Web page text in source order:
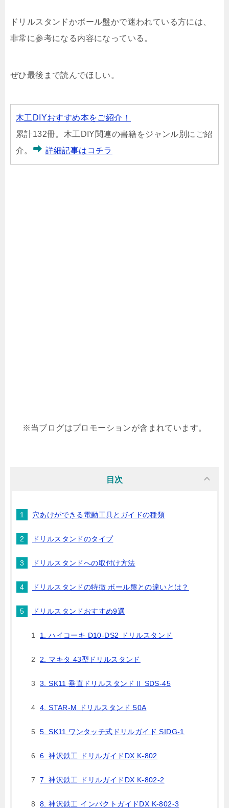
ドリルスタンドかボール盤かで迷われている方には、
非常に参考になる内容になっている。
ぜひ最後まで読んでほしい。
木工DIYおすすめ本をご紹介！
累計132冊。木工DIY関連の書籍をジャンル別にご紹
介。
詳細記事はコチラ
※当ブログはプロモーションが含まれています。
目次
穴あけができる電動工具とガイドの種類
ドリルスタンドのタイプ
ドリルスタンドへの取付け方法
ドリルスタンドの特徴 ボール盤との違いとは？
ドリルスタンドおすすめ9選
1. ハイコーキ D10-DS2 ドリルスタンド
2. マキタ 43型ドリルスタンド
3. SK11 垂直ドリルスタンドⅡ SDS-45
4. STAR-M ドリルスタンド 50A
5. SK11 ワンタッチ式ドリルガイド SIDG-1
6. 神沢鉄工 ドリルガイドDX K-802
7. 神沢鉄工 ドリルガイドDX K-802-2
8. 神沢鉄工 インパクトガイドDX K-802-3